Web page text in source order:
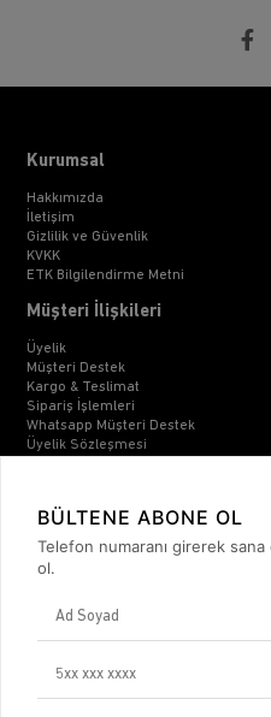
Kurumsal
Hakkımızda
İletişim
Gizlilik ve Güvenlik
KVKK
ETK Bilgilendirme Metni
Müşteri İlişkileri
Üyelik
Müşteri Destek
Kargo & Teslimat
Sipariş İşlemleri
Whatsapp Müşteri Destek
Üyelik Sözleşmesi
Kategoriler
Unisex
Erkek
BİZDEN HABERLER
BÜLTENE ABONE OL
Telefon numaranı girerek
ol.